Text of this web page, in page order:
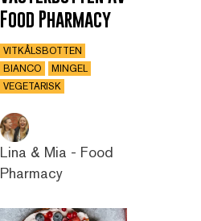
Food Pharmacy
VITKÅLSBOTTEN
BIANCO
MINGEL
VEGETARISK
Lina & Mia - Food
Pharmacy